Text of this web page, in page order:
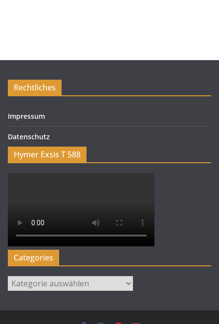
Rechtliches
Impressum
Datenschutz
Hymer Exsis T 588
Categories
Categories